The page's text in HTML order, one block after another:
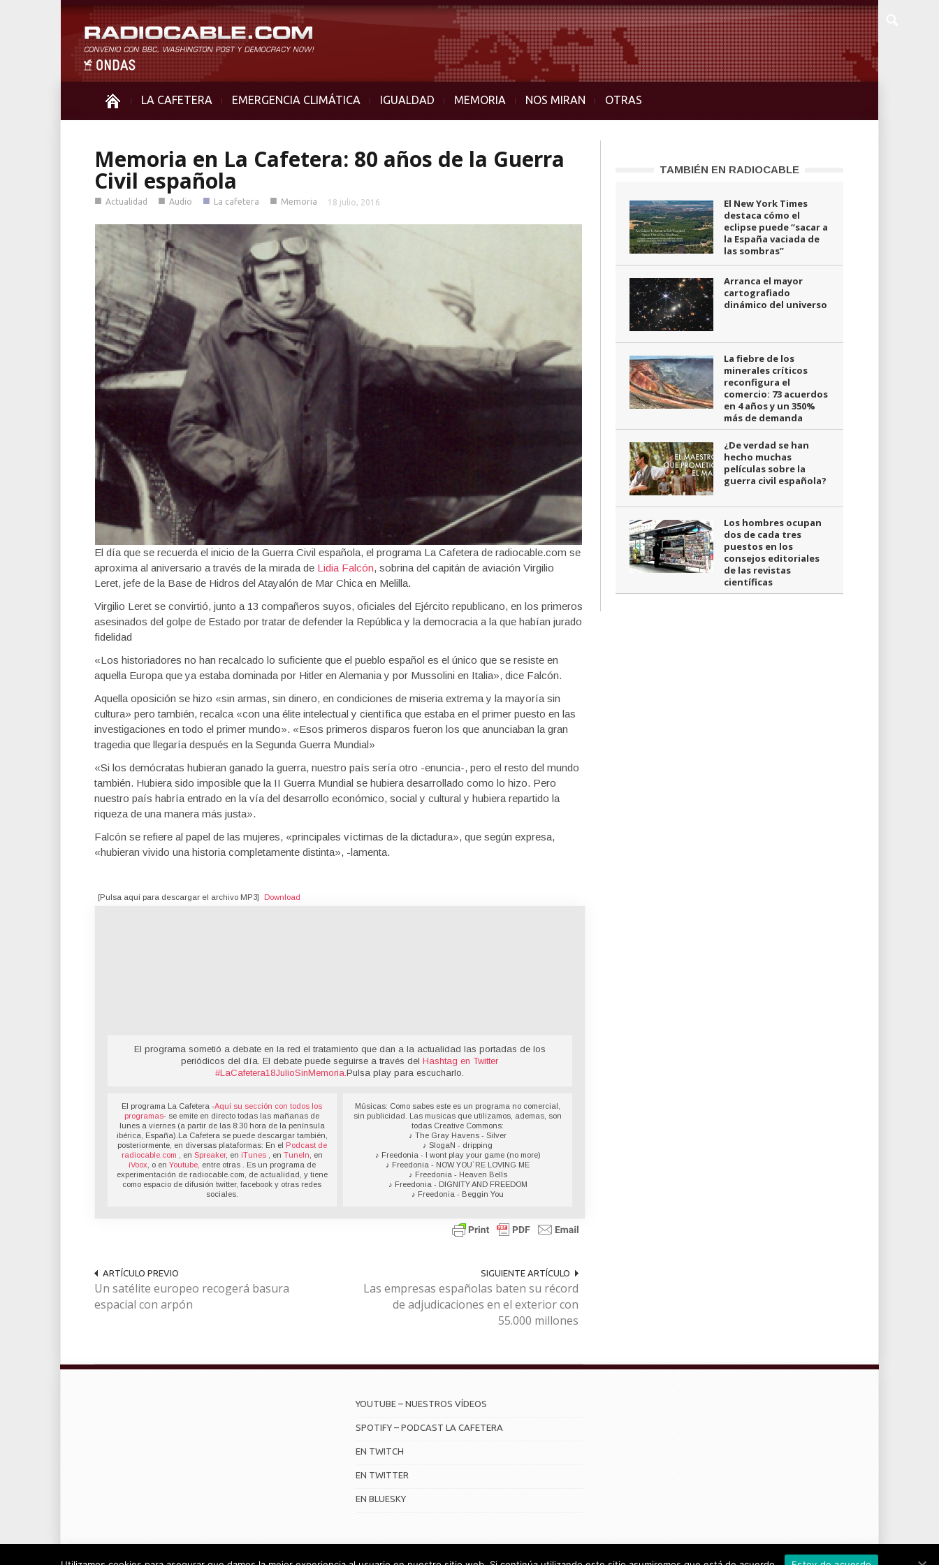
LA CAFETERA EMERGENCIA CLIMÁTICA IGUALDAD MEMORIA NOS MIRAN OTRAS
Memoria en La Cafetera: 80 años de la Guerra
Civil española
■ Actualidad ■ Audio ■ La cafetera ■ Memoria 18 julio, 2016
El día que se recuerda el inicio de la Guerra Civil española, el programa La Cafetera de radiocable.com se
aproxima al aniversario a través de la mirada de Lidia Falcón, sobrina del capitán de aviación Virgilio
Leret, jefe de la Base de Hidros del Atayalón de Mar Chica en Melilla.
Virgilio Leret se convirtió, junto a 13 compañeros suyos, oficiales del Ejército republicano, en los primeros
asesinados del golpe de Estado por tratar de defender la República y la democracia a la que habían jurado
fidelidad
«Los historiadores no han recalcado lo suficiente que el pueblo español es el único que se resiste en
aquella Europa que ya estaba dominada por Hitler en Alemania y por Mussolini en Italia», dice Falcón.
Aquella oposición se hizo «sin armas, sin dinero, en condiciones de miseria extrema y la mayoría sin
cultura» pero también, recalca «con una élite intelectual y científica que estaba en el primer puesto en las
investigaciones en todo el primer mundo». «Esos primeros disparos fueron los que anunciaban la gran
tragedia que llegaría después en la Segunda Guerra Mundial»
«Si los demócratas hubieran ganado la guerra, nuestro país sería otro -enuncia-, pero el resto del mundo
también. Hubiera sido imposible que la II Guerra Mundial se hubiera desarrollado como lo hizo. Pero
nuestro país habría entrado en la vía del desarrollo económico, social y cultural y hubiera repartido la
riqueza de una manera más justa».
Falcón se refiere al papel de las mujeres, «principales víctimas de la dictadura», que según expresa,
«hubieran vivido una historia completamente distinta», -lamenta.
[Pulsa aquí para descargar el archivo MP3] Download
El programa sometió a debate en la red el tratamiento que dan a la actualidad las portadas de los
periódicos del día. El debate puede seguirse a través delHashtag en Twitter
#LaCafetera18JulioSinMemoria .Pulsa play para escucharlo.
El programa La Cafetera -Aquí su sección con todos los
programas- se emite en directo todas las mañanas de
lunes a viernes (a partir de las 8:30 hora de la península
ibérica, España).La Cafetera se puede descargar también,
posteriormente, en diversas plataformas: En el Podcast de
radiocable.com
, en Spreaker, en iTunes , en TuneIn , en
iVoox , o en Youtube, entre otras . Es un programa de
experimentación de radiocable.com, de actualidad, y tiene
como espacio de difusión twitter, facebook y otras redes
sociales.
Músicas: Como sabes este es un programa no comercial,
sin publicidad. Las musicas que utilizamos, ademas, son
todas Creative Commons:
♪ The Gray Havens - Silver
♪ SlogaN - dripping
♪ Freedonia - I wont play your game (no more)
♪ Freedonia - NOW YOU`RE LOVING ME
♪ Freedonia - Heaven Bells
♪ Freedonia - DIGNITY AND FREEDOM
♪ Freedonia - Beggin You
ARTÍCULO PREVIO
Un satélite europeo recogerá basura
espacial con arpón
SIGUIENTE ARTÍCULO
Las empresas españolas baten su récord
de adjudicaciones en el exterior con
55.000 millones
TAMBIÉN EN RADIOCABLE
El New York Times
destaca cómo el
eclipse puede “sacar a
la España vaciada de
las sombras”
Arranca el mayor
cartografiado
dinámico del universo
La fiebre de los
minerales críticos
reconfigura el
comercio: 73 acuerdos
en 4 años y un 350%
más de demanda
¿De verdad se han
hecho muchas
películas sobre la
guerra civil española?
Los hombres ocupan
dos de cada tres
puestos en los
consejos editoriales
de las revistas
científicas
YOUTUBE – NUESTROS VÍDEOS
SPOTIFY – PODCAST LA CAFETERA
EN TWITCH
EN TWITTER
EN BLUESKY
CONTRATO DE SERVICIOS Y POLÍTICA DE PRIVACIDAD